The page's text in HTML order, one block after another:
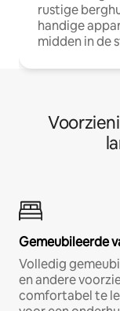
rustige
handige
midden in de
Gemeubileerde
Volledig
en andere
comfortabel te